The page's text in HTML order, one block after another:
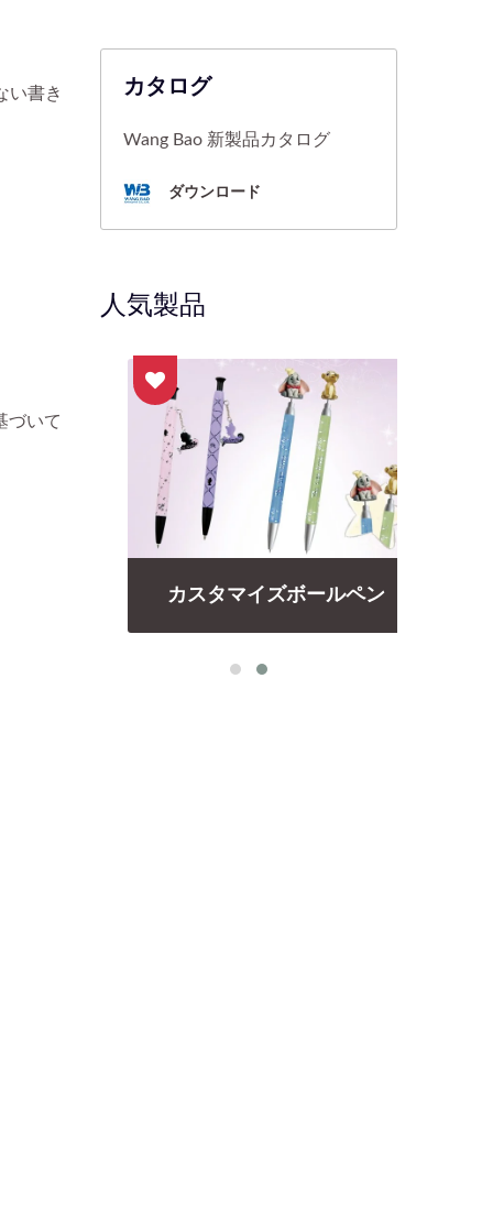
い書き
づいて
カタログ
Wang Bao 新製品カタログ
ダウンロード
人気製品
カスタマイズボールペン